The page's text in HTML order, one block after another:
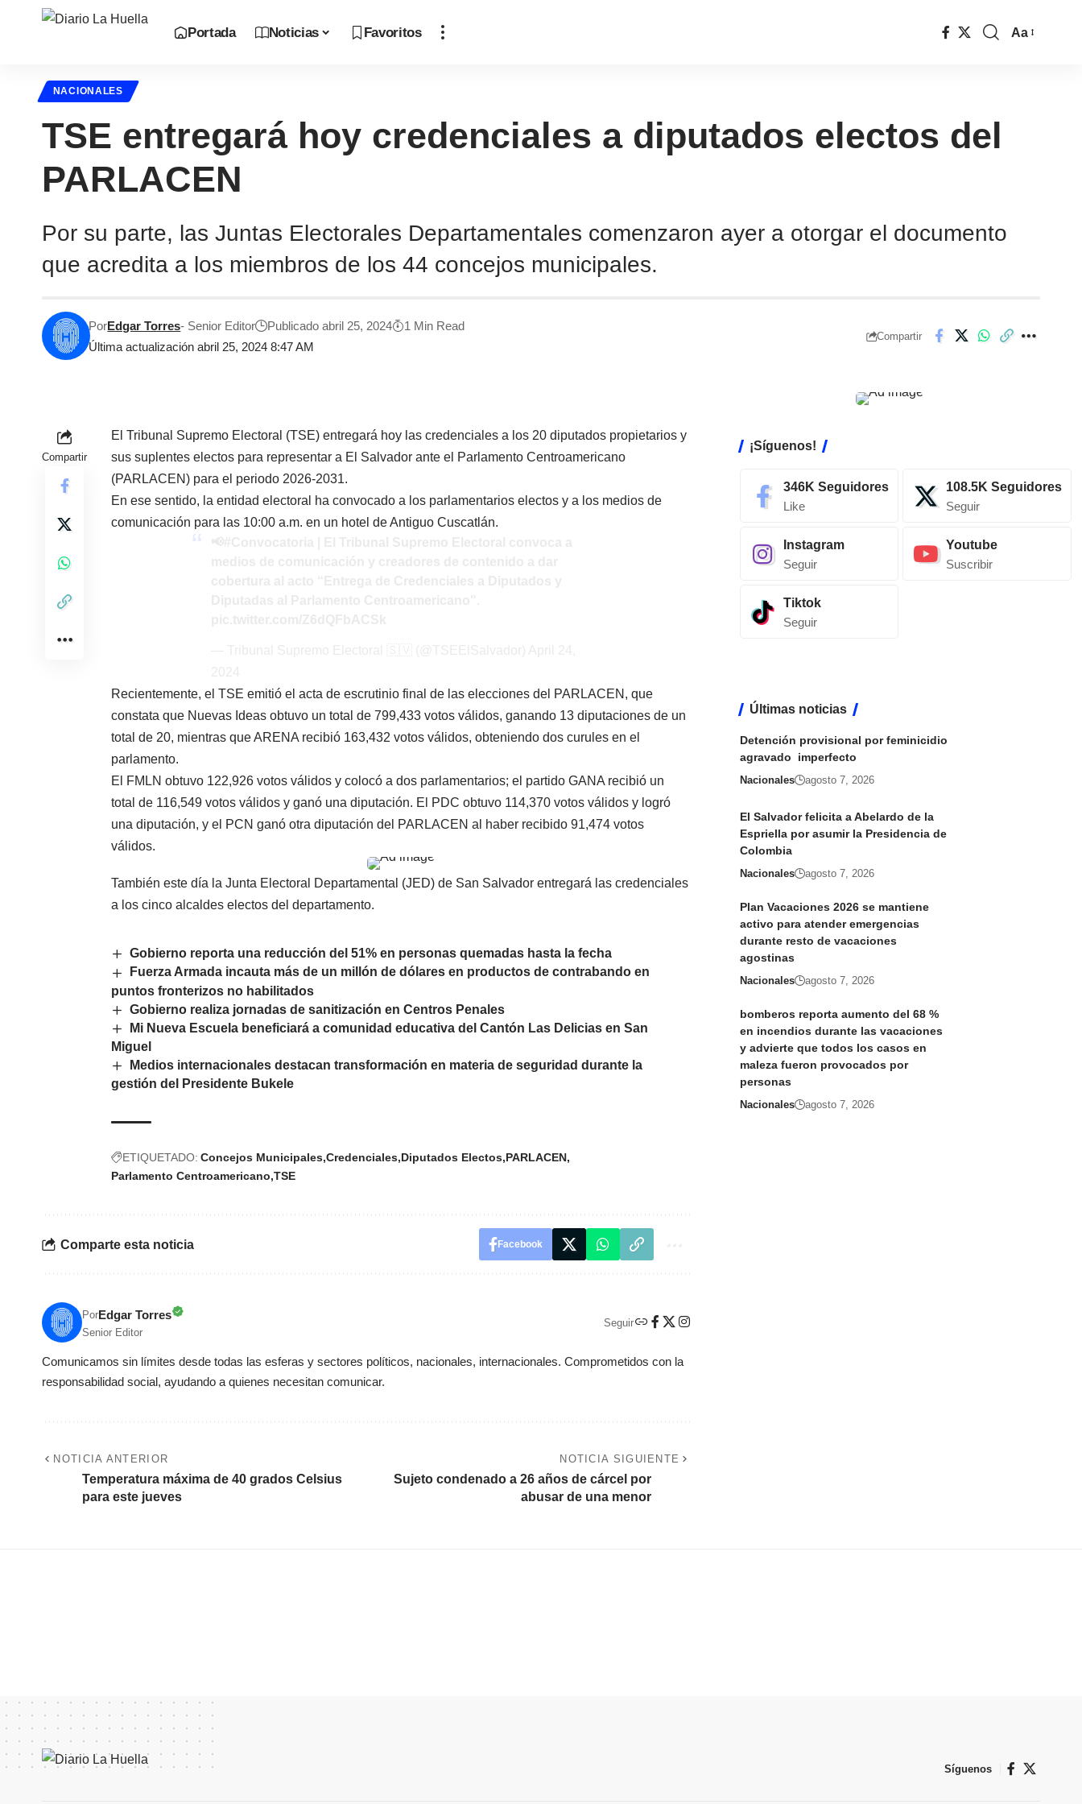
Portada Noticias Favoritos Aa
NACIONALES
TSE entregará hoy credenciales a diputados electos del
PARLACEN
Por su parte, las Juntas Electorales Departamentales comenzaron ayer a otorgar el documento
que acredita a los miembros de los 44 concejos municipales.
Última actualización abril 25, 2024 8:47 AM
PorEdgar Torres- Senior Editor Publicado abril 25, 2024 1 Min Read
Compartir
Compartir
El Tribunal Supremo Electoral (TSE) entregará hoy las credenciales a los 20 diputados propietarios y
sus suplentes electos para representar a El Salvador ante el Parlamento Centroamericano
(PARLACEN) para el periodo 2026-2031.
En ese sentido, la entidad electoral ha convocado a los parlamentarios electos y a los medios de
comunicación para las 10:00 a.m. en un hotel de Antiguo Cuscatlán.
Recientemente, el TSE emitió el acta de escrutinio final de las elecciones del PARLACEN, que
constata que Nuevas Ideas obtuvo un total de 799,433 votos válidos, ganando 13 diputaciones de un
total de 20, mientras que ARENA recibió 163,432 votos válidos, obteniendo dos curules en el
parlamento.
El FMLN obtuvo 122,926 votos válidos y colocó a dos parlamentarios; el partido GANA recibió un
total de 116,549 votos válidos y ganó una diputación. El PDC obtuvo 114,370 votos válidos y logró
una diputación, y el PCN ganó otra diputación del PARLACEN al haber recibido 91,474 votos
válidos.
También este día la Junta Electoral Departamental (JED) de San Salvador entregará las credenciales
a los cinco alcaldes electos del departamento.
Gobierno reporta una reducción del 51% en personas quemadas hasta la fecha
Fuerza Armada incauta más de un millón de dólares en productos de contrabando en
puntos fronterizos no habilitados
Gobierno realiza jornadas de sanitización en Centros Penales
Mi Nueva Escuela beneficiará a comunidad educativa del Cantón Las Delicias en San
Miguel
Medios internacionales destacan transformación en materia de seguridad durante la
gestión del Presidente Bukele
ETIQUETADO: Concejos Municipales Credenciales Diputados Electos PARLACEN
Parlamento Centroamericano TSE
Comparte esta noticia Facebook
PorEdgar Torres
Senior Editor
Seguir
Comunicamos sin límites desde todas las esferas y sectores políticos, nacionales, internacionales. Comprometidos con la
responsabilidad social, ayudando a quienes necesitan comunicar.
NOTICIA ANTERIOR
Temperatura máxima de 40 grados Celsius
para este jueves
NOTICIA SIGUIENTE
Sujeto condenado a 26 años de cárcel por
abusar de una menor
¡Síguenos!
346K Seguidores
Like
108.5K Seguidores
Seguir
Instagram
Seguir
Youtube
Suscribir
Tiktok
Seguir
Últimas noticias
Detención provisional por feminicidio
agravado imperfecto
Nacionales agosto 7, 2026
El Salvador felicita a Abelardo de la
Espriella por asumir la Presidencia de
Colombia
Nacionales agosto 7, 2026
Plan Vacaciones 2026 se mantiene
activo para atender emergencias
durante resto de vacaciones
agostinas
Nacionales agosto 7, 2026
bomberos reporta aumento del 68 %
en incendios durante las vacaciones
y advierte que todos los casos en
maleza fueron provocados por
personas
Nacionales agosto 7, 2026
Síguenos